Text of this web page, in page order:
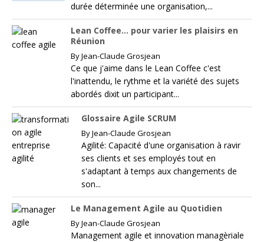
durée déterminée une organisation,...
Lean Coffee… pour varier les plaisirs en
Réunion
ByJean-Claude Grosjean
Ce que j'aime dans le Lean Coffee c'est
l'inattendu, le rythme et la variété des sujets
abordés dixit un participant...
Glossaire Agile SCRUM
ByJean-Claude Grosjean
Agilité: Capacité d'une organisation à ravir
ses clients et ses employés tout en
s'adaptant à temps aux changements de
son...
Le Management Agile au Quotidien
ByJean-Claude Grosjean
Management agile et innovation managèriale